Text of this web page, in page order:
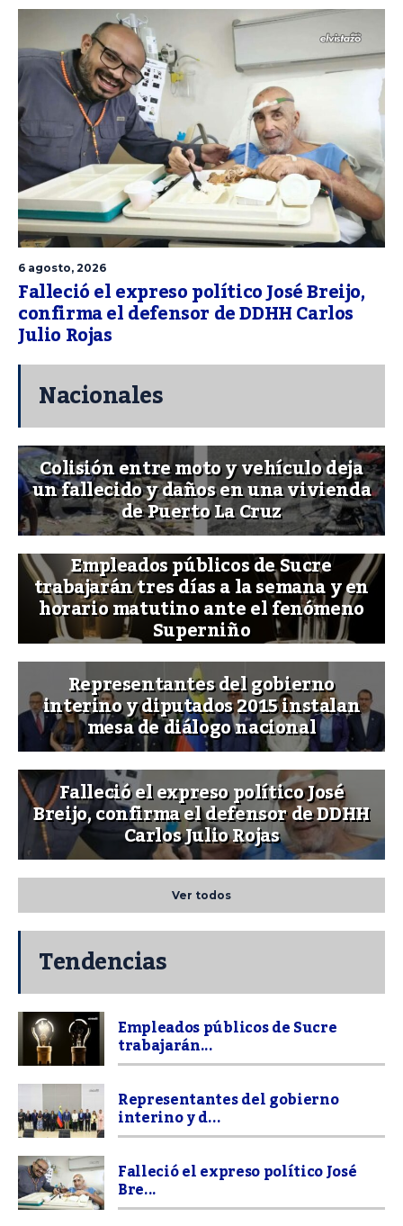
6 agosto, 2026
Falleció el expreso político José Breijo,
confirma el defensor de DDHH Carlos
Julio Rojas
Nacionales
Colisión entre moto y vehículo deja
un fallecido y daños en una vivienda
de Puerto La Cruz
Empleados públicos de Sucre
trabajarán tres días a la semana y en
horario matutino ante el fenómeno
Superniño
Representantes del gobierno
interino y diputados 2015 instalan
mesa de diálogo nacional
Falleció el expreso político José
Breijo, confirma el defensor de DDHH
Carlos Julio Rojas
Ver todos
Tendencias
Empleados públicos de Sucre
trabajarán...
Representantes del gobierno
interino y d...
Falleció el expreso político José
Bre...